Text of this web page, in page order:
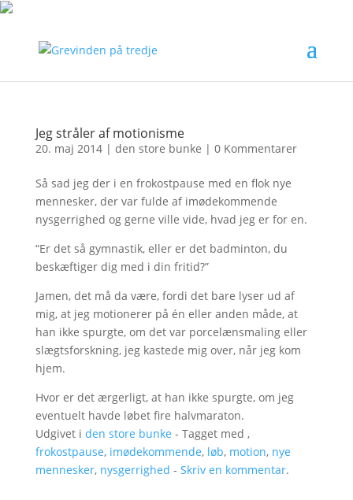
Jeg stråler af motionisme
20. maj 2014| den store bunke | 0 Kommentarer
Så sad jeg der i en frokostpause med en flok nye
mennesker, der var fulde af imødekommende
nysgerrighed og gerne ville vide, hvad jeg er for en.
“Er det så gymnastik, eller er det badminton, du
beskæftiger dig med i din fritid?”
Jamen, det må da være, fordi det bare lyser ud af
mig, at jeg motionerer på én eller anden måde, at
han ikke spurgte, om det var porcelænsmaling eller
slægtsforskning, jeg kastede mig over, når jeg kom
hjem.
Hvor er det ærgerligt, at han ikke spurgte, om jeg
eventuelt havde løbet fire halvmaraton.
Udgivet i den store bunke - Tagget med ,
frokostpause, imødekommende, løb, motion, nye
mennesker, nysgerrighed - Skriv en kommentar.